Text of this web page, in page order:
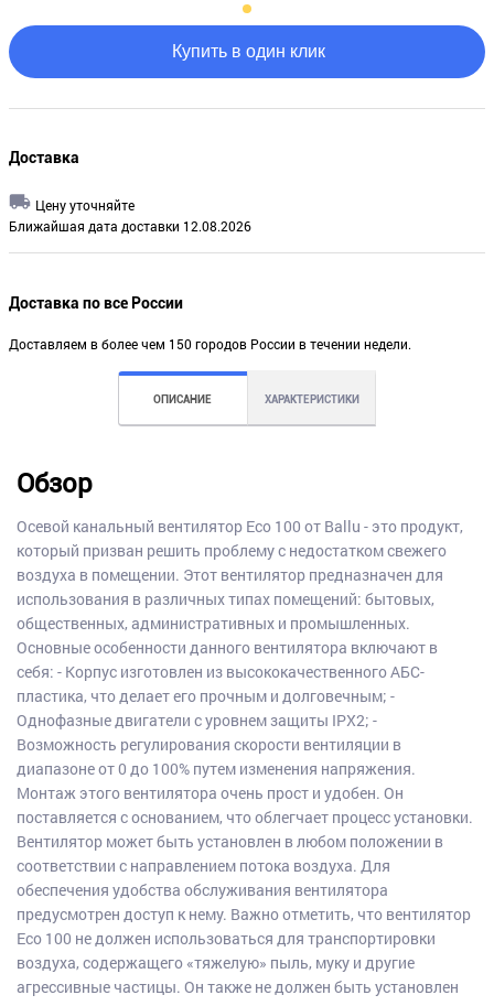
Купить в один клик
Доставка
Цену уточняйте
Ближайшая дата доставки 12.08.2026
Доставка по все России
Доставляем в более чем 150 городов России в течении недели.
ОПИСАНИЕ ХАРАКТЕРИСТИКИ
Обзор
Осевой канальный вентилятор Eco 100 от Ballu - это продукт,
который призван решить проблему с недостатком свежего
воздуха в помещении. Этот вентилятор предназначен для
использования в различных типах помещений: бытовых,
общественных, административных и промышленных.
Основные особенности данного вентилятора включают в
себя: - Корпус изготовлен из высококачественного АБС-
пластика, что делает его прочным и долговечным; -
Однофазные двигатели с уровнем защиты IPX2; -
Возможность регулирования скорости вентиляции в
диапазоне от 0 до 100% путем изменения напряжения.
Монтаж этого вентилятора очень прост и удобен. Он
поставляется с основанием, что облегчает процесс установки.
Вентилятор может быть установлен в любом положении в
соответствии с направлением потока воздуха. Для
обеспечения удобства обслуживания вентилятора
предусмотрен доступ к нему. Важно отметить, что вентилятор
Eco 100 не должен использоваться для транспортировки
воздуха, содержащего «тяжелую» пыль, муку и другие
агрессивные частицы. Он также не должен быть установлен